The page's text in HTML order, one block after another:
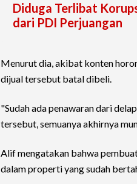
Diduga Terlibat
dari PDI Perjuangan
Menurut dia, akibat konten
dijual tersebut batal dibeli.
"Sudah ada penawaran dari
tersebut, semuanya akhirnya
Alif mengatakan bahwa
dalam properti yang sudah